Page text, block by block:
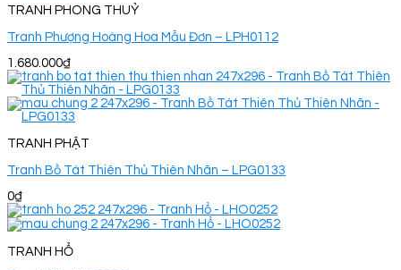
TRANH PHONG THUỶ
Tranh Phượng Hoàng Hoa Mẫu Đơn – LPH0112
1.680.000₫
TRANH PHẬT
Tranh Bồ Tát Thiên Thủ Thiên Nhãn – LPG0133
0₫
TRANH HỔ